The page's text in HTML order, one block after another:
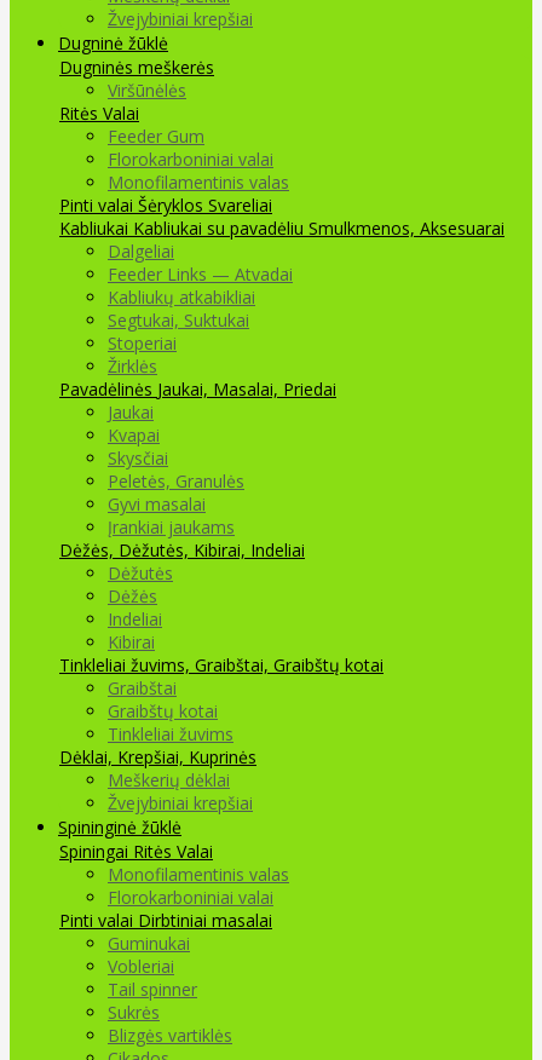
Žvejybiniai krepšiai
Dugninė žūklė
Dugninės meškerės
Viršūnėlės
Ritės Valai
Feeder Gum
Florokarboniniai valai
Monofilamentinis valas
Pinti valai Šėryklos Svareliai
Kabliukai Kabliukai su pavadėliu Smulkmenos, Aksesuarai
Dalgeliai
Feeder Links — Atvadai
Kabliukų atkabikliai
Segtukai, Suktukai
Stoperiai
Žirklės
Pavadėlinės Jaukai, Masalai, Priedai
Jaukai
Kvapai
Skysčiai
Peletės, Granulės
Gyvi masalai
Įrankiai jaukams
Dėžės, Dėžutės, Kibirai, Indeliai
Dėžutės
Dėžės
Indeliai
Kibirai
Tinkleliai žuvims, Graibštai, Graibštų kotai
Graibštai
Graibštų kotai
Tinkleliai žuvims
Dėklai, Krepšiai, Kuprinės
Meškerių dėklai
Žvejybiniai krepšiai
Spininginė žūklė
Spiningai Ritės Valai
Monofilamentinis valas
Florokarboniniai valai
Pinti valai Dirbtiniai masalai
Guminukai
Vobleriai
Tail spinner
Sukrės
Blizgės vartiklės